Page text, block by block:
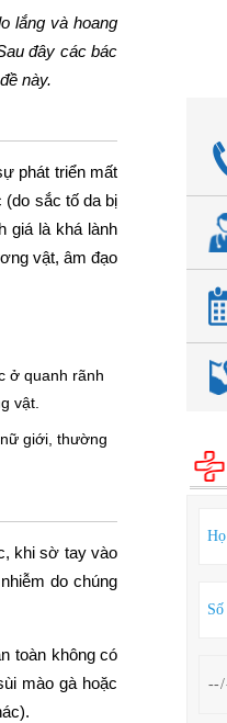
lắng và hoang
đây các bác
này.
phát triển mất
(do sắc tố da bị
giá là khá lành
vật, âm đạo
ở quanh rãnh
vật.
giới, thường
khi sờ tay vào
do chúng
toàn không có
mào gà hoặc